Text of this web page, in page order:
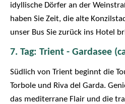
idyllische Dörfer an der
haben Sie Zeit, die alte
unser Bus Sie zurück ins Hotel
7. Tag: Trient - Gardasee
Südlich von Trient beginnt die
Torbole und Riva del Garda.
das mediterrane Flair und die